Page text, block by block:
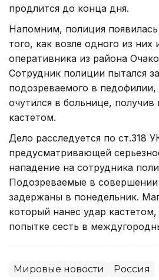
продлится до конца дня.
Напомним, полиция
того, как возле одного из них
оперативника из района
Сотрудник полиции пытался
подозреваемого в педофилии,
очутился в больнице, получив
кастетом.
Дело расследуется по ст.318
предусматривающей
нападение на сотрудника
Подозреваемые в совершении
задержаны в понедельник.
который нанес удар
попытке сесть в
Мировые новости Россия